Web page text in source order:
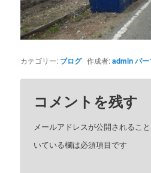
カテゴリー: ブログ作成者:adminパー
コメントを残す
メールアドレスが公開されること
いている欄は必須項目です